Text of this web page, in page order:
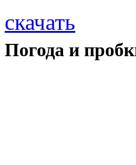
скачать
Погода и